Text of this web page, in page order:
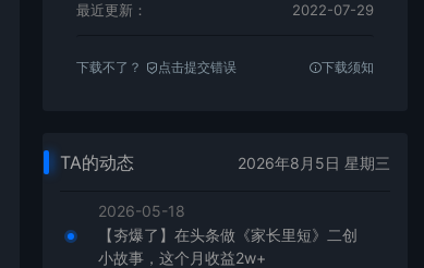
最近更新： 2022-07-29
下载不了？ 点击提交错误 下载须知
TA的动态 2026年8月5日 星期三
2026-05-18
【夯爆了】在头条做《家长里短》二创
小故事，这个月收益2w+